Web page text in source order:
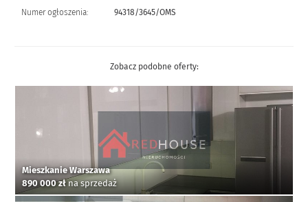
Numer ogłoszenia:
94318/3645/OMS
Zobacz podobne oferty:
Mieszkanie Warszawa
890 000 złna sprzedaż